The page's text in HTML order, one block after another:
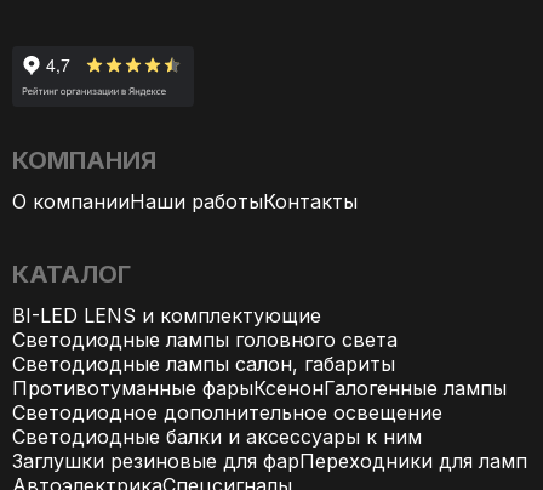
КОМПАНИЯ
О компанииНаши работыКонтакты
КАТАЛОГ
BI-LED LENS и комплектующие
Светодиодные лампы головного света
Светодиодные лампы салон, габариты
Противотуманные фарыКсенонГалогенные лампы
Светодиодное дополнительное освещение
Светодиодные балки и аксессуары к ним
Заглушки резиновые для фарПереходники для ламп
АвтоэлектрикаСпецсигналы